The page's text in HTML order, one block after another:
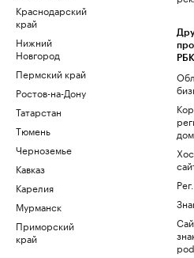
Краснодарский
край
Нижний
Новгород
Пермский край
Ростов-на-Дону
Татарстан
Тюмень
Черноземье
Кавказ
Карелия
Мурманск
Приморский
край
РБК